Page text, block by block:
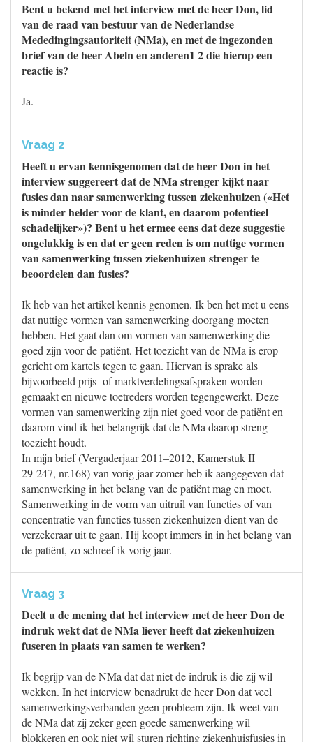
Bent u bekend met het interview met de heer Don, lid
van de raad van bestuur van de Nederlandse
Mededingingsautoriteit (NMa), en met de ingezonden
brief van de heer Abeln en anderen1 2 die hierop een
reactie is?
Ja.
Vraag 2
Heeft u ervan kennisgenomen dat de heer Don in het
interview suggereert dat de NMa strenger kijkt naar
fusies dan naar samenwerking tussen ziekenhuizen («Het
is minder helder voor de klant, en daarom potentieel
schadelijker»)? Bent u het ermee eens dat deze suggestie
ongelukkig is en dat er geen reden is om nuttige vormen
van samenwerking tussen ziekenhuizen strenger te
beoordelen dan fusies?
Ik heb van het artikel kennis genomen. Ik ben het met u eens
dat nuttige vormen van samenwerking doorgang moeten
hebben. Het gaat dan om vormen van samenwerking die
goed zijn voor de patiënt. Het toezicht van de NMa is erop
gericht om kartels tegen te gaan. Hiervan is sprake als
bijvoorbeeld prijs- of marktverdelingsafspraken worden
gemaakt en nieuwe toetreders worden tegengewerkt. Deze
vormen van samenwerking zijn niet goed voor de patiënt en
daarom vind ik het belangrijk dat de NMa daarop streng
toezicht houdt.
In mijn brief (Vergaderjaar 2011–2012, Kamerstuk II
29 247, nr.168) van vorig jaar zomer heb ik aangegeven dat
samenwerking in het belang van de patiënt mag en moet.
Samenwerking in de vorm van uitruil van functies of van
concentratie van functies tussen ziekenhuizen dient van de
verzekeraar uit te gaan. Hij koopt immers in in het belang van
de patiënt, zo schreef ik vorig jaar.
Vraag 3
Deelt u de mening dat het interview met de heer Don de
indruk wekt dat de NMa liever heeft dat ziekenhuizen
fuseren in plaats van samen te werken?
Ik begrijp van de NMa dat dat niet de indruk is die zij wil
wekken. In het interview benadrukt de heer Don dat veel
samenwerkingsverbanden geen probleem zijn. Ik weet van
de NMa dat zij zeker geen goede samenwerking wil
blokkeren en ook niet wil sturen richting ziekenhuisfusies in